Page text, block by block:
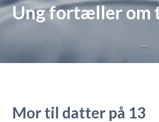
Ung fortæller om
Mor til datter på 13